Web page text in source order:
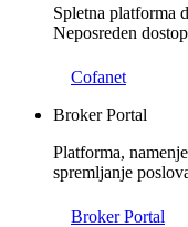
Spletna platforma
Neposreden
Cofanet
Broker Portal
Platforma,
spremljanje
Broker Portal